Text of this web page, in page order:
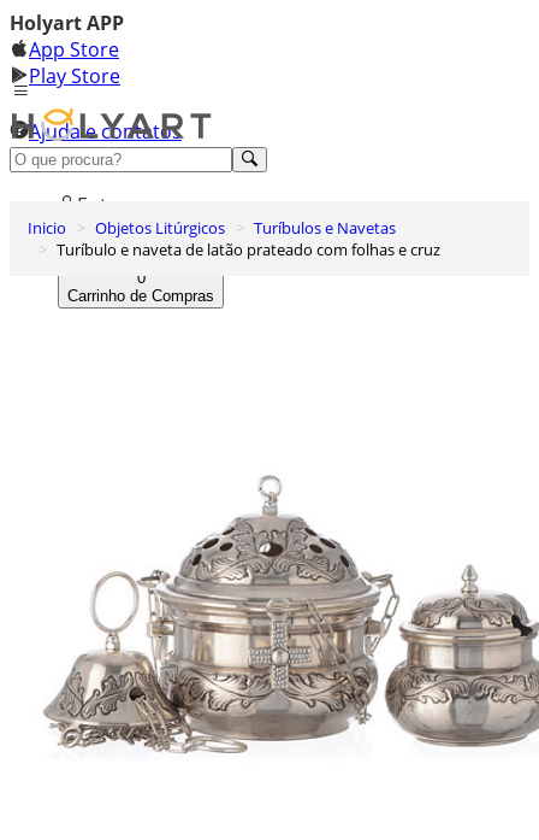
Holyart APP
App Store
Play Store
Ajuda e contatos
Conheça premium
Entrar
Lista de Desejos
0
Carrinho de Compras
Inicio Objetos Litúrgicos
Turíbulos e Navetas
Turíbulo e naveta de latão prateado com folhas e cruz